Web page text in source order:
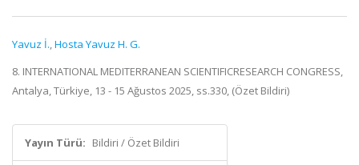
Yavuz İ.,Hosta Yavuz H. G.
8. INTERNATIONAL MEDITERRANEAN SCIENTIFICRESEARCH CONGRESS,
Antalya, Türkiye, 13 - 15 Ağustos 2025, ss.330, (Özet Bildiri)
Yayın Türü: Bildiri / Özet Bildiri